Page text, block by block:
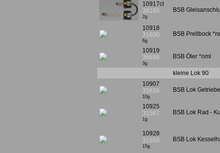
10917cl
36160
2g
BSB
10918
31600
6g
BSB Prellbock
10919
36698
3g
BSB Öler *nml
kleine Lok 90
10907
35838
10g
BSB Lok
10925
31567
1g
BSB Lok Rad -
10928
31558
15g
BSB Lok